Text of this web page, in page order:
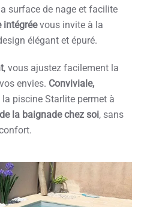
surface de nage et facilite
intégréevous invite à la
élégant et épuré.
, vous ajustez facilement la
envies. Conviviale,
la piscine Starlite permet à
la baignade chez soi, sans